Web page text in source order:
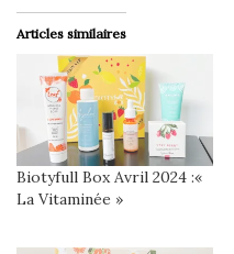
Articles similaires
Biotyfull Box Avril 2024 :«
La Vitaminée »